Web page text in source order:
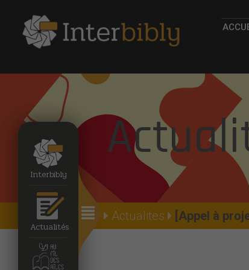
Interbibly
Actualités
Accueil Actualites [Appel à